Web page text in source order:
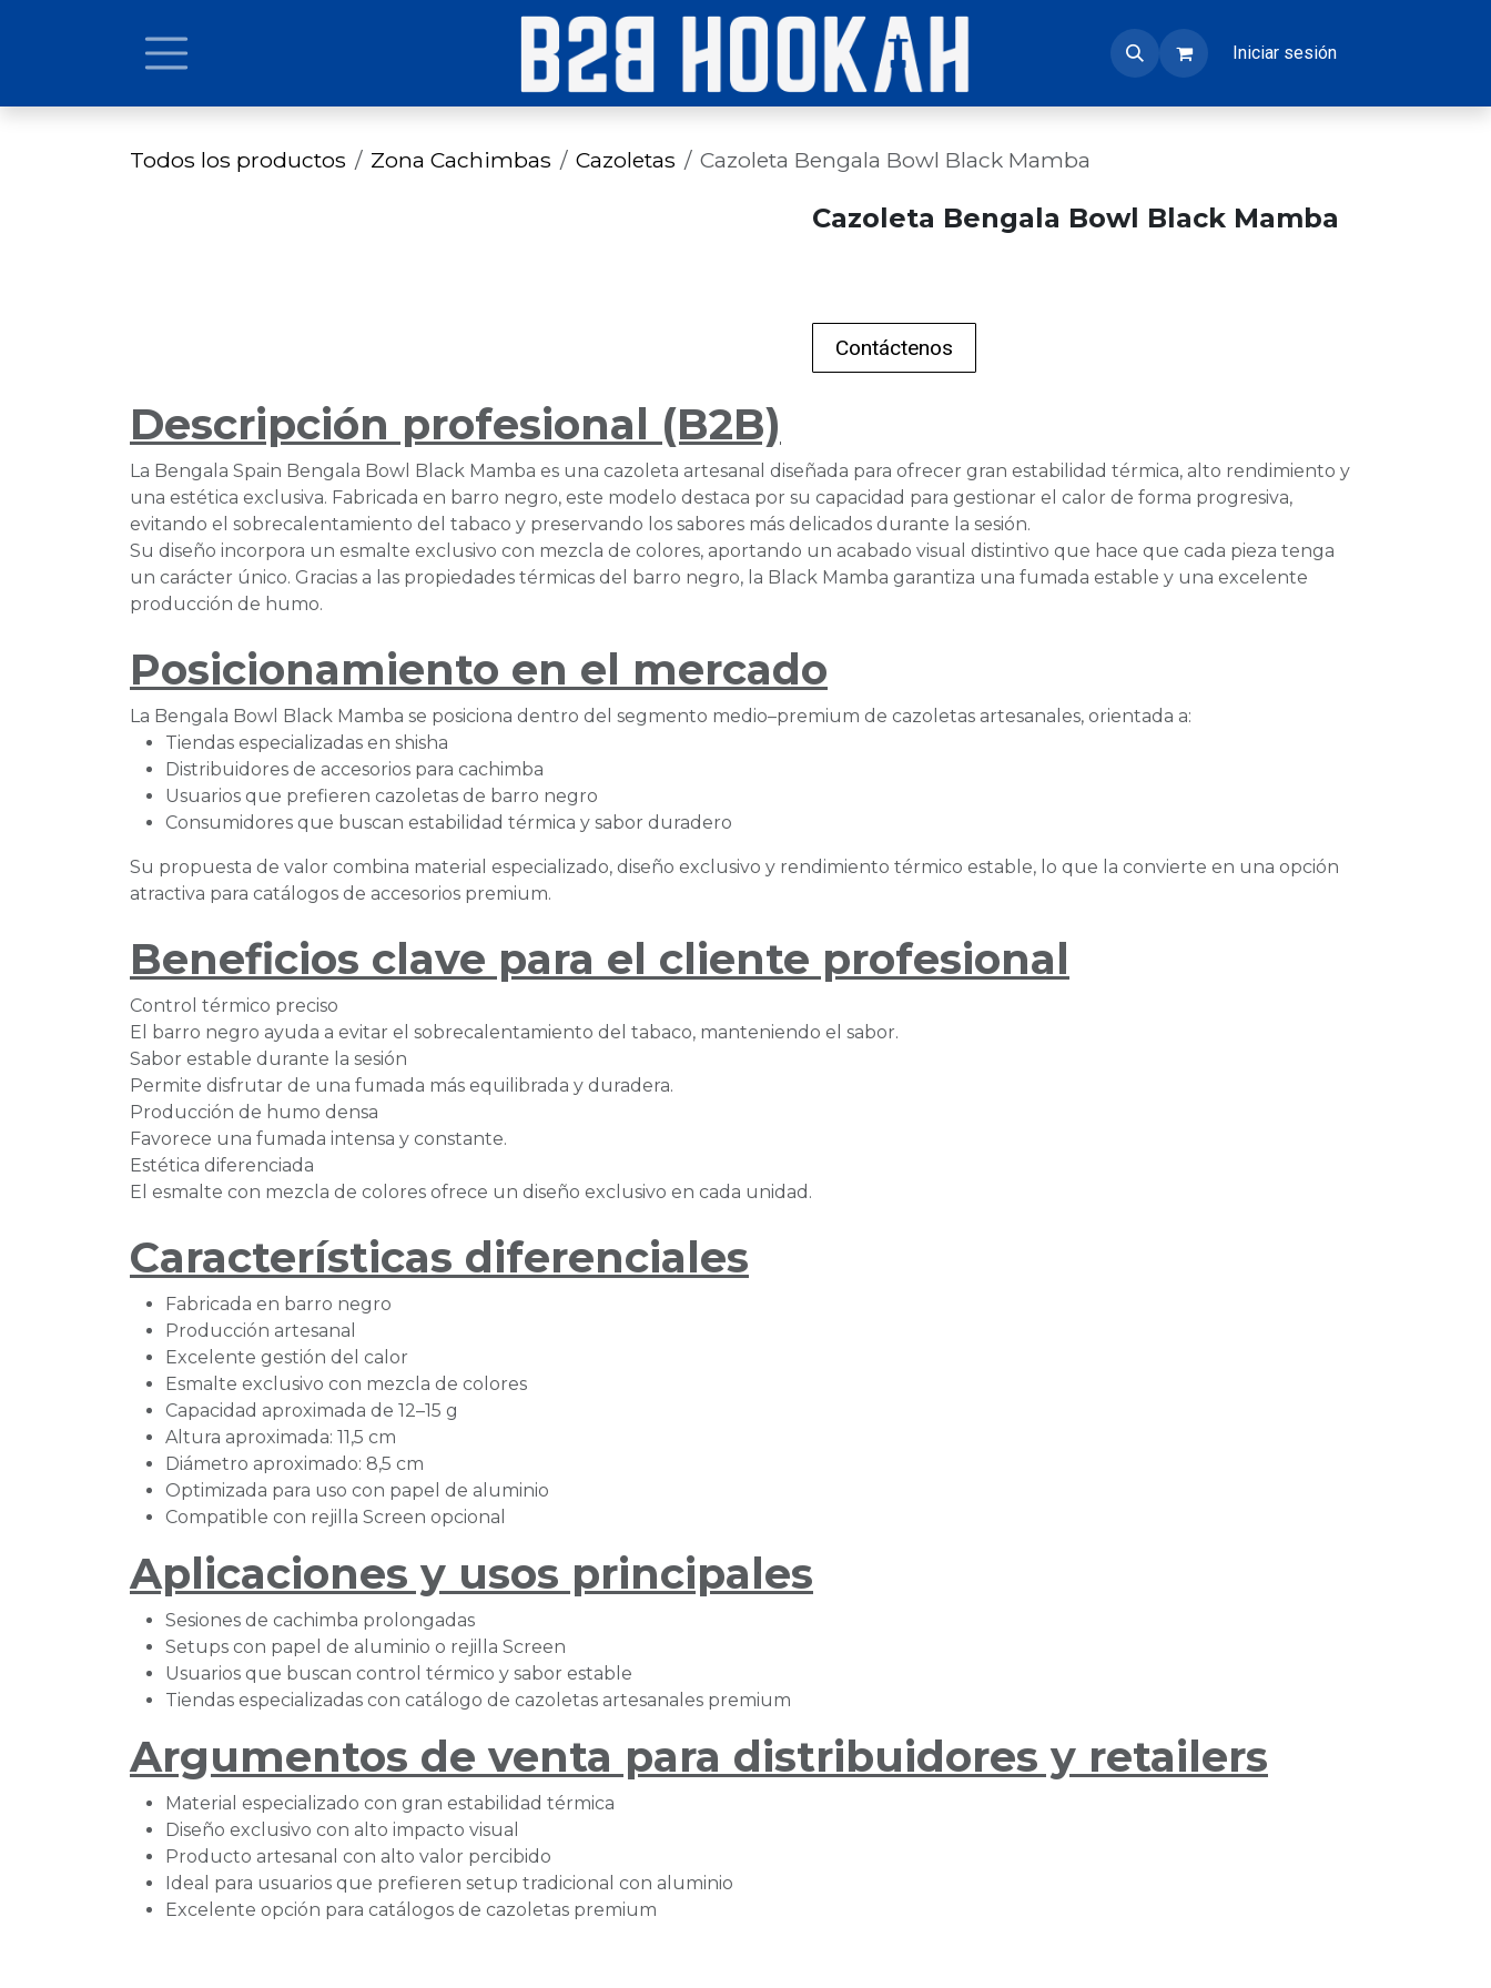
Iniciar sesión
Todos los productos Zona Cachimbas Cazoletas Cazoleta Bengala Bowl Black Mamba
Cazoleta Bengala Bowl Black Mamba
Contáctenos
Descripción profesional (B2B)
La Bengala Spain Bengala Bowl Black Mamba es una cazoleta artesanal diseñada para ofrecer gran estabilidad térmica, alto rendimiento y
una estética exclusiva. Fabricada en barro negro, este modelo destaca por su capacidad para gestionar el calor de forma progresiva,
evitando el sobrecalentamiento del tabaco y preservando los sabores más delicados durante la sesión.
Su diseño incorpora un esmalte exclusivo con mezcla de colores, aportando un acabado visual distintivo que hace que cada pieza tenga
un carácter único. Gracias a las propiedades térmicas del barro negro, la Black Mamba garantiza una fumada estable y una excelente
producción de humo.
Posicionamiento en el mercado
La Bengala Bowl Black Mamba se posiciona dentro del segmento medio–premium de cazoletas artesanales, orientada a:
Tiendas especializadas en shisha
Distribuidores de accesorios para cachimba
Usuarios que prefieren cazoletas de barro negro
Consumidores que buscan estabilidad térmica y sabor duradero
Su propuesta de valor combina material especializado, diseño exclusivo y rendimiento térmico estable, lo que la convierte en una opción
atractiva para catálogos de accesorios premium.
Beneficios clave para el cliente profesional
Control térmico preciso
El barro negro ayuda a evitar el sobrecalentamiento del tabaco, manteniendo el sabor.
Sabor estable durante la sesión
Permite disfrutar de una fumada más equilibrada y duradera.
Producción de humo densa
Favorece una fumada intensa y constante.
Estética diferenciada
El esmalte con mezcla de colores ofrece un diseño exclusivo en cada unidad.
Características diferenciales
Fabricada en barro negro
Producción artesanal
Excelente gestión del calor
Esmalte exclusivo con mezcla de colores
Capacidad aproximada de 12–15 g
Altura aproximada: 11,5 cm
Diámetro aproximado: 8,5 cm
Optimizada para uso con papel de aluminio
Compatible con rejilla Screen opcional
Aplicaciones y usos principales
Sesiones de cachimba prolongadas
Setups con papel de aluminio o rejilla Screen
Usuarios que buscan control térmico y sabor estable
Tiendas especializadas con catálogo de cazoletas artesanales premium
Argumentos de venta para distribuidores y retailers
Material especializado con gran estabilidad térmica
Diseño exclusivo con alto impacto visual
Producto artesanal con alto valor percibido
Ideal para usuarios que prefieren setup tradicional con aluminio
Excelente opción para catálogos de cazoletas premium